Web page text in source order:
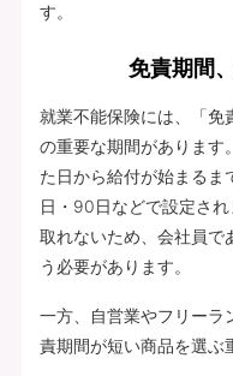
す。
免責期間
就業不能保険には、「免
の重要な期間があります
た日から給付が始まる
日・90日などで設定さ
取れないため、会社員で
う必要があります。
一方、自営業やフリーラ
責期間が短い商品を選ぶ